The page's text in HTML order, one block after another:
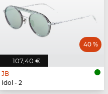
107,40 €
40 %
JB
Idol - 2